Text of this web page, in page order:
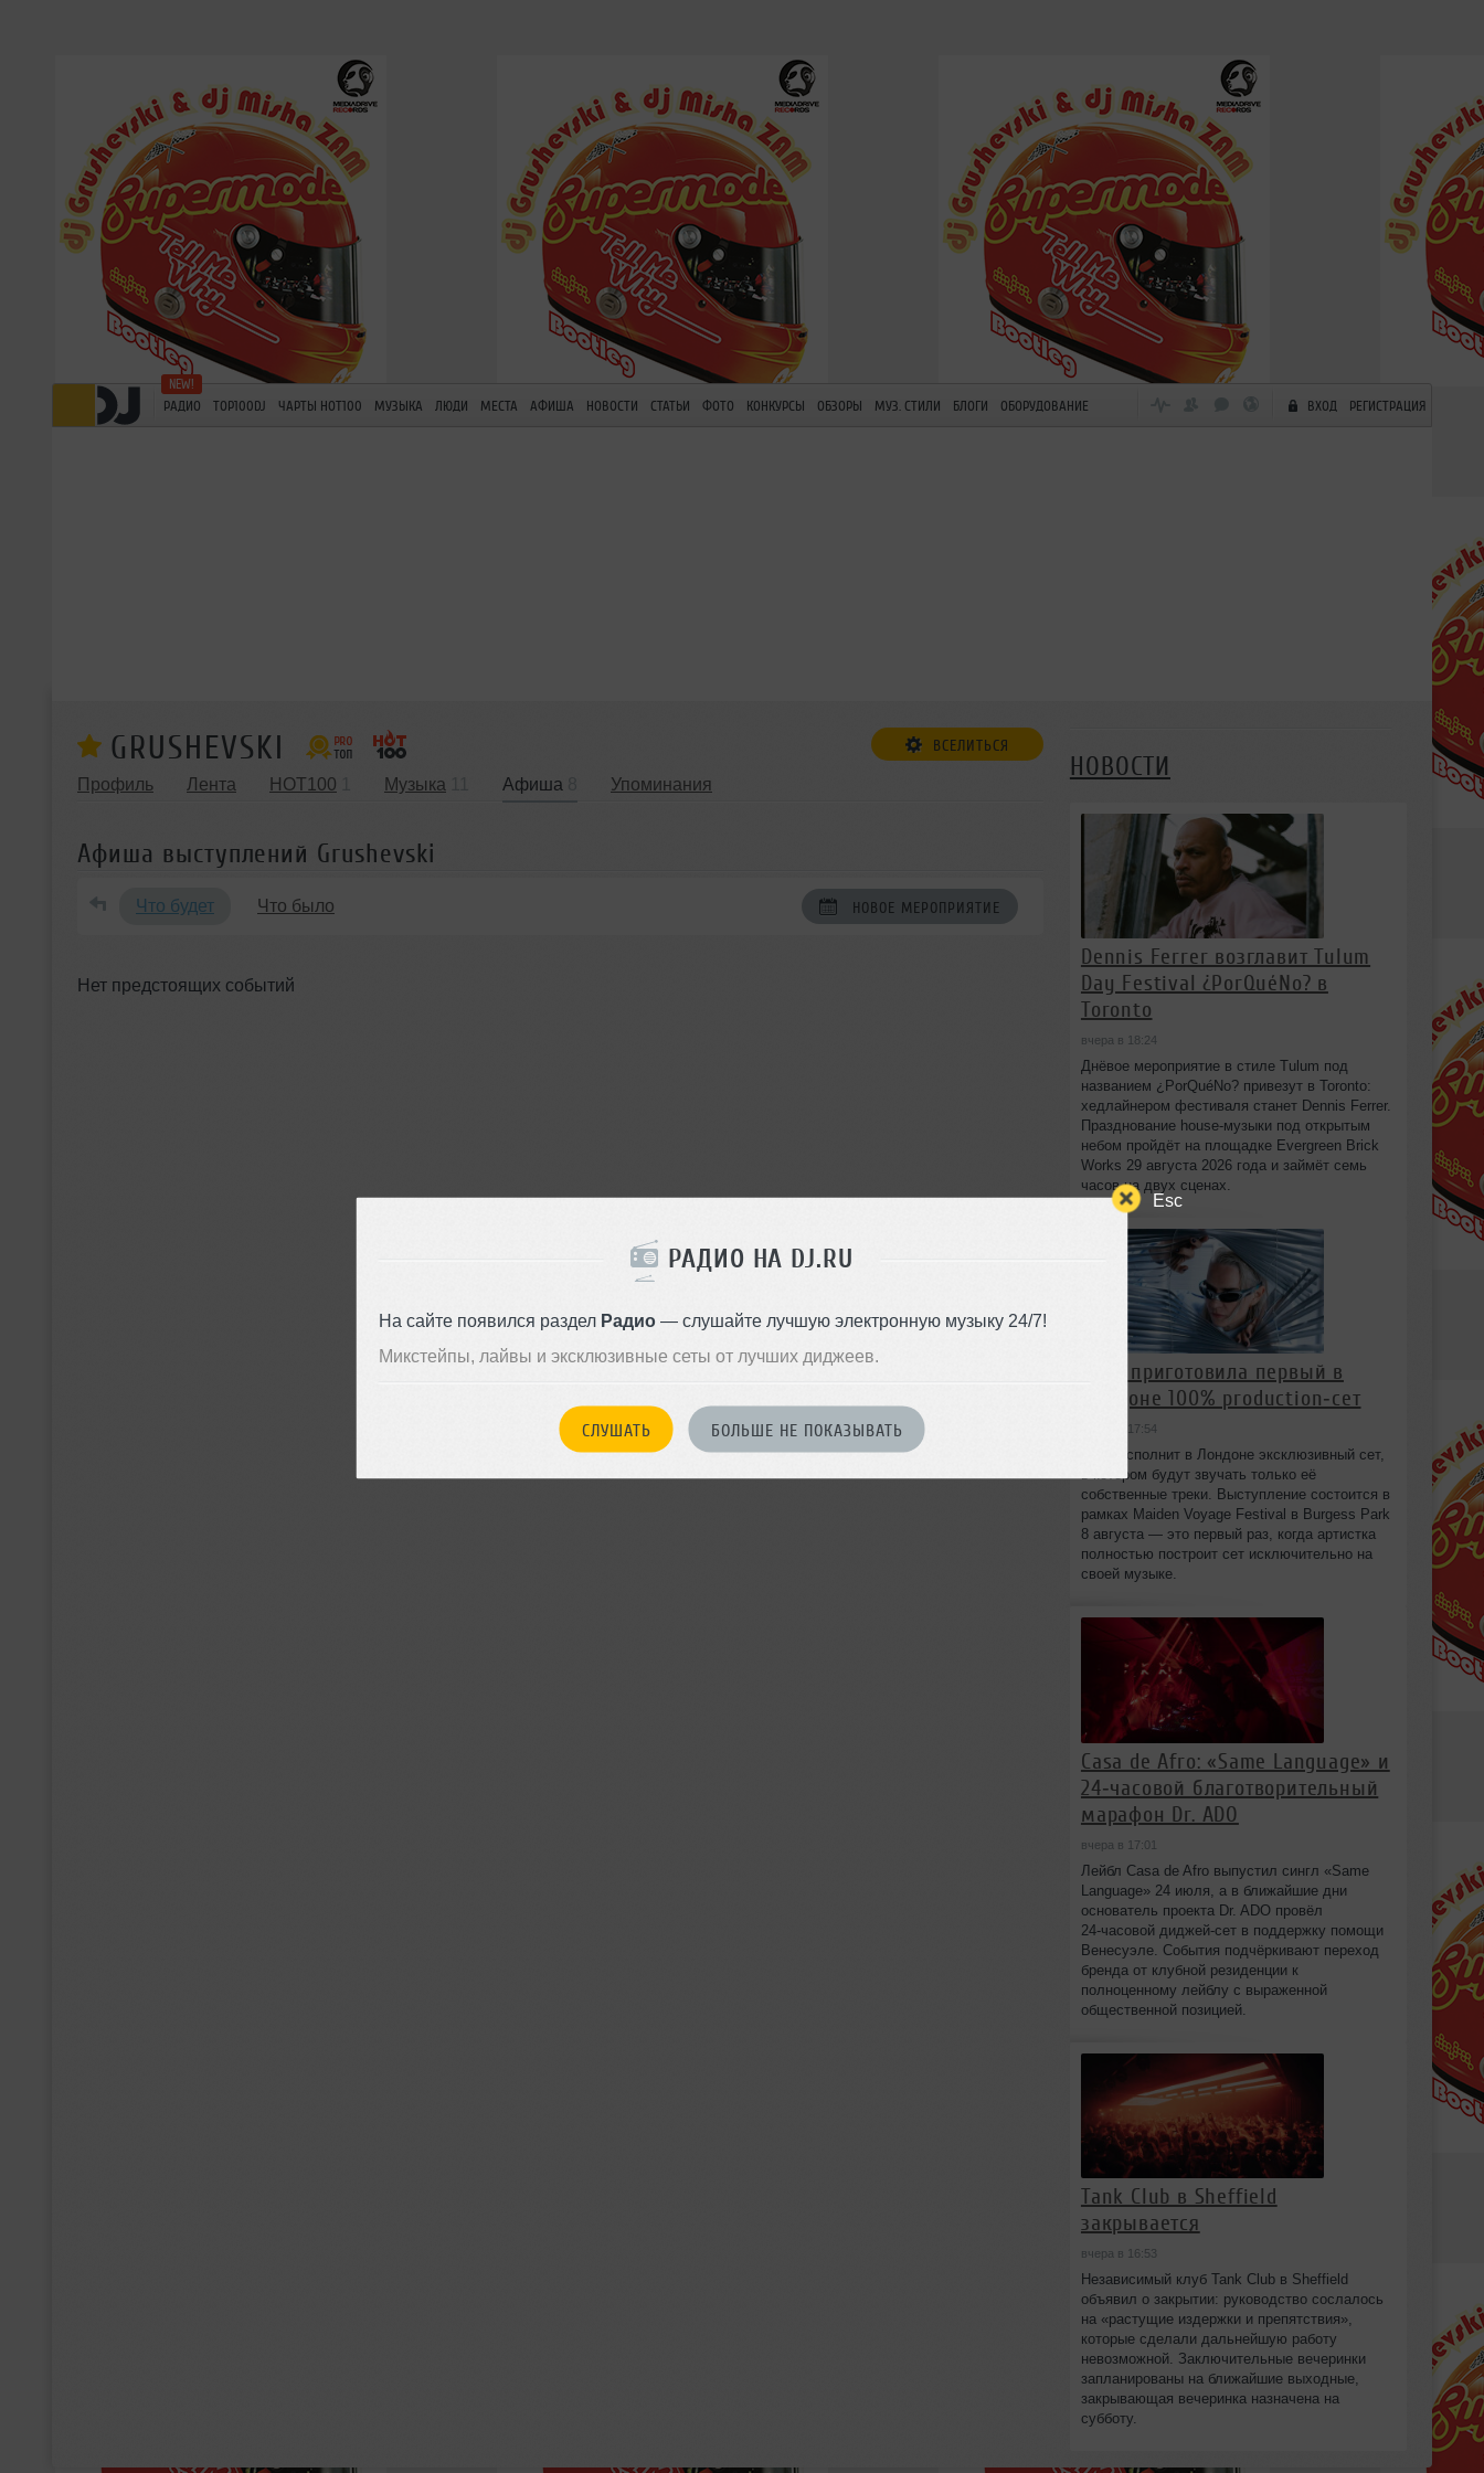
Esc
РАДИО НА DJ.RU
На сайте появился раздел Радио— слушайте лучшую электронную музыку 24/7!
Микстейпы, лайвы и эксклюзивные сеты от лучших диджеев.
СЛУШАТЬ БОЛЬШЕ НЕ ПОКАЗЫВАТЬ
РАДИО TOP100DJ ЧАРТЫ HOT100 МУЗЫКА ЛЮДИ МЕСТА АФИША НОВОСТИ СТАТЬИ ФОТО КОНКУРСЫ ОБЗОРЫ МУЗ. СТИЛИ БЛОГИ ОБОРУДОВАНИЕ ВХОД РЕГИСТРАЦИЯ
GRUSHEVSKI ВСЕЛИТЬСЯ
Профиль Лента HOT100 Музыка Афиша Упоминания
Афиша выступлений Grushevski
Что будет Что было НОВОЕ МЕРОПРИЯТИЕ
Нет предстоящих событий
НОВОСТИ
Dennis Ferrer возглавит Tulum
Day Festival ¿PorQuéNo? в
Toronto
вчера в 18:24
Днёвое мероприятие в стиле Tulum под
названием ¿PorQuéNo? привезут в Toronto:
хедлайнером фестиваля станет Dennis Ferrer.
Празднование house-музыки под открытым
небом пройдёт на площадке Evergreen Brick
Works 29 августа 2026 года и займёт семь
часов на двух сценах.
HAAi приготовила первый в
Лондоне 100% production‑сет
вчера в 17:54
HAAi исполнит в Лондоне эксклюзивный сет,
в котором будут звучать только её
собственные треки. Выступление состоится в
рамках Maiden Voyage Festival в Burgess Park
8 августа — это первый раз, когда артистка
полностью построит сет исключительно на
своей музыке.
Casa de Afro: «Same Language» и
24‑часовой благотворительный
марафон Dr. ADO
вчера в 17:01
Лейбл Casa de Afro выпустил сингл «Same
Language» 24 июля, а в ближайшие дни
основатель проекта Dr. ADO провёл
24‑часовой диджей‑сет в поддержку помощи
Венесуэле. События подчёркивают переход
бренда от клубной резиденции к
полноценному лейблу с выраженной
общественной позицией.
Tank Club в Sheffield
закрывается
вчера в 16:53
Независимый клуб Tank Club в Sheffield
объявил о закрытии: руководство сослалось
на «растущие издержки и препятствия»,
которые сделали дальнейшую работу
невозможной. Заключительные вечеринки
запланированы на ближайшие выходные,
закрывающая вечеринка назначена на
субботу.